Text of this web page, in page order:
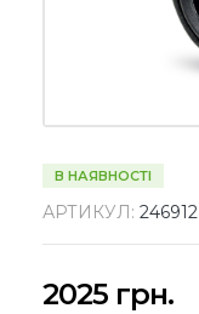
В НАЯВНОСТІ
АРТИКУЛ: 246912
2025 грн.